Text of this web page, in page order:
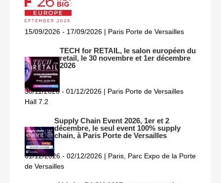
15/09/2026 - 17/09/2026 | Paris Porte de Versailles
TECH for RETAIL, le salon européen du
retail, le 30 novembre et 1er décembre
2026
30/11/2026 - 01/12/2026 | Paris Porte de Versailles
Hall 7.2
Supply Chain Event 2026, 1er et 2
décembre, le seul event 100% supply
chain, à Paris Porte de Versailles
01/12/2026 - 02/12/2026 | Paris, Parc Expo de la Porte
de Versailles